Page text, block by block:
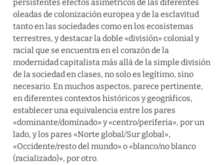
persistentes efectos asimétricos de las diferentes
oleadas de colonización europea y de la esclavitud
tanto en las sociedades como en los ecosistemas
terrestres, y destacar la doble «división» colonial y
racial que se encuentra en el corazón de la
modernidad capitalista más allá de la simple división
de la sociedad en clases, no solo es legítimo, sino
necesario. En muchos aspectos, parece pertinente,
en diferentes contextos históricos y geográficos,
establecer una equivalencia entre los pares
«dominante/dominado» y «centro/periferia», por un
lado, y los pares «Norte global/Sur global»,
«Occidente/resto del mundo» o «blanco/no blanco
(racializado)», por otro.